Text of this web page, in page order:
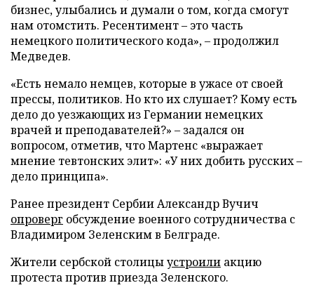
бизнес, улыбались и думали о том, когда смогут
нам отомстить. Ресентимент – это часть
немецкого политического кода», – продолжил
Медведев.
«Есть немало немцев, которые в ужасе от своей
прессы, политиков. Но кто их слушает? Кому есть
дело до уезжающих из Германии немецких
врачей и преподавателей?» – задался он
вопросом, отметив, что Мартенс «выражает
мнение тевтонских элит»: «У них добить русских –
дело принципа».
Ранее президент Сербии Александр Вучич
опроверг обсуждение военного сотрудничества с
Владимиром Зеленским в Белграде.
Жители сербской столицыустроили акцию
протеста против приезда Зеленского.